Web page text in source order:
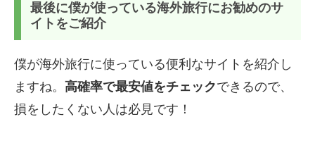
最後に僕が使っている海外旅行にお勧めのサ
イトをご紹介
僕が海外旅行に使っている便利なサイトを紹介し
ますね。 高確率で最安値をチェックできるので、
損をしたくない人は必見です！